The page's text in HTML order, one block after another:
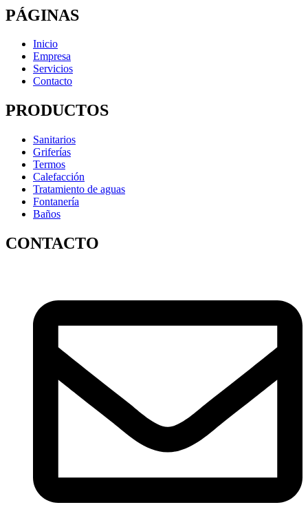
PÁGINAS
Inicio
Empresa
Servicios
Contacto
PRODUCTOS
Sanitarios
Griferías
Termos
Calefacción
Tratamiento de aguas
Fontanería
Baños
CONTACTO